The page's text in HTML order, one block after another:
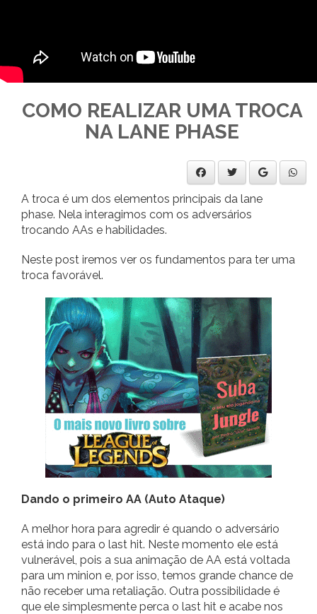
COMO REALIZAR UMA TROCA
NA LANE PHASE
A troca é um dos elementos principais da lane
phase. Nela interagimos com os adversários
trocando AAs e habilidades.
Neste post iremos ver os fundamentos para ter uma
troca favorável.
Dando o primeiro AA (Auto Ataque)
A melhor hora para agredir é quando o adversário
está indo para o last hit. Neste momento ele está
vulnerável, pois a sua animação de AA está voltada
para um minion e, por isso, temos grande chance de
não receber uma retaliação. Outra possibilidade é
que ele simplesmente perca o last hit e acabe nos